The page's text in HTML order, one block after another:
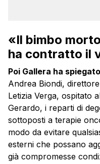
«Il bimbo
ha contratto il
Poi Gallera ha spiegato
Andrea Biondi,
Letizia Verga, ospitato
Gerardo, i reparti di
sottoposti a terapie
modo da evitare
esterni che possano
già compromesse